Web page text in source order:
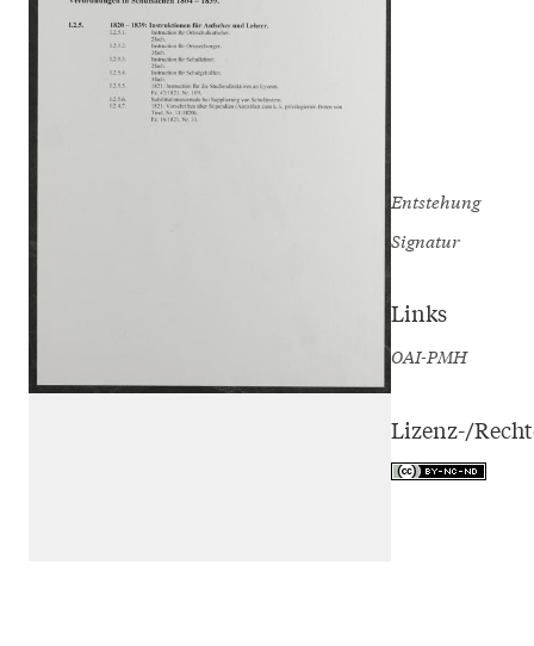
Entstehung
Signatur
Links
OAI-PMH
Lizenz-/